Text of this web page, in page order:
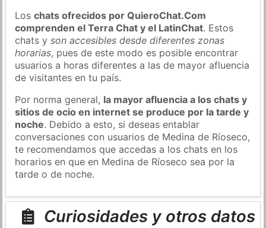
Loschats ofrecidos por QuieroChat.Com
comprenden el Terra Chat y el LatinChat. Estos
chats yson accesibles desde diferentes zonas
horarias, pues de este modo es posible encontrar
usuarios a horas diferentes a las de mayor afluencia
de visitantes en tu país.
Por norma general, la mayor afluencia a los chats y
sitios de ocio en internet se produce por la tarde y
noche. Debido a esto, si deseas entablar
conversaciones con usuarios de Medina de Ríoseco,
te recomendamos que accedas a los chats en los
horarios en que en Medina de Ríoseco sea por la
tarde o de noche.
Curiosidades y otros datos